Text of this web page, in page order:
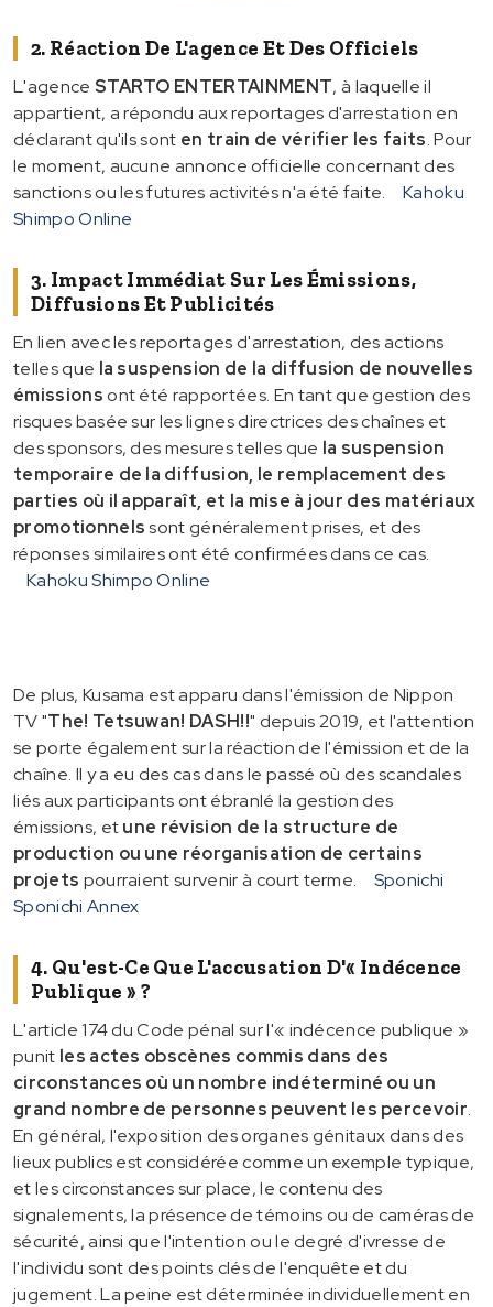
2. Réaction De L'agence Et Des Officiels
L'agence STARTO ENTERTAINMENT, à laquelle il
appartient, a répondu aux reportages d'arrestation en
déclarant qu'ils sont en train de vérifier les faits. Pour
le moment, aucune annonce officielle concernant des
sanctions ou les futures activités n'a été faite.
Kahoku
Shimpo Online
3. Impact Immédiat Sur Les Émissions,
Diffusions Et Publicités
En lien avec les reportages d'arrestation, des actions
telles que la suspension de la diffusion de nouvelles
émissions ont été rapportées. En tant que gestion des
risques basée sur les lignes directrices des chaînes et
des sponsors, des mesures telles que la suspension
temporaire de la diffusion, le remplacement des
parties où il apparaît, et la mise à jour des matériaux
promotionnelssont généralement prises, et des
réponses similaires ont été confirmées dans ce cas.
Kahoku Shimpo Online
De plus, Kusama est apparu dans l'émission de Nippon
TV "The! Tetsuwan! DASH!!" depuis 2019, et l'attention
se porte également sur la réaction de l'émission et de la
chaîne. Il y a eu des cas dans le passé où des scandales
liés aux participants ont ébranlé la gestion des
émissions, etune révision de la structure de
production ou une réorganisation de certains
projets pourraient survenir à court terme.
Sponichi
Sponichi Annex
4. Qu'est-Ce Que L'accusation D'« Indécence
Publique » ?
L'article 174 du Code pénal sur l'« indécence publique »
punit les actes obscènes commis dans des
circonstances où un nombre indéterminé ou un
grand nombre de personnes peuvent les percevoir.
En général, l'exposition des organes génitaux dans des
lieux publics est considérée comme un exemple typique,
et les circonstances sur place, le contenu des
signalements, la présence de témoins ou de caméras de
sécurité, ainsi que l'intention ou le degré d'ivresse de
l'individu sont des points clés de l'enquête et du
jugement. La peine est déterminée individuellement en